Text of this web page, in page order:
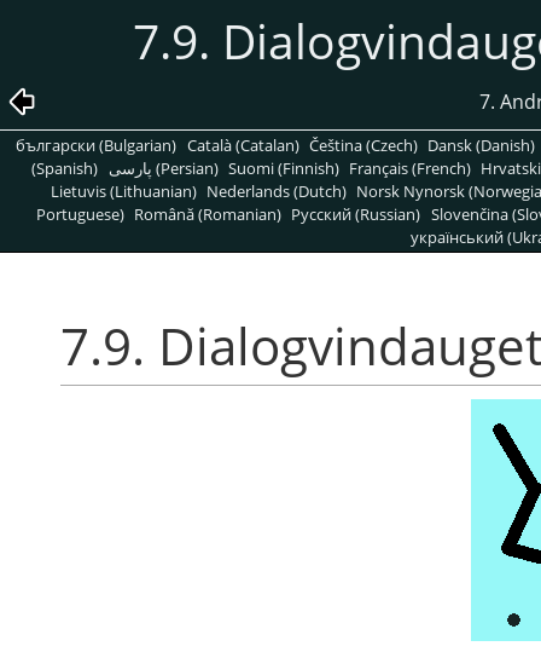
7.9.
7.
български (Bulgarian) Català (Catalan) Čeština (Czech) Dansk (Danish)
(Spanish)
پارسی (Persian) Suomi (Finnish) Français (French)
Lietuvis (Lithuanian) Nederlands (Dutch) Norsk Nynorsk
Portuguese) Română (Romanian) Pусский (Russian) Slovenčina
український
7.9.